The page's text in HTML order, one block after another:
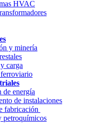
HVAC
y minería
carga
de energía
de instalaciones
fabricación
petroquímicos